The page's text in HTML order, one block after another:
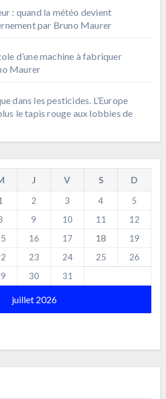
: quand la météo devient
par Bruno Maurer
d’une machine à fabriquer
Maurer
dans les pesticides. L’Europe
le tapis rouge aux lobbies de
juillet 2026
J V S
D
2 3 4
5
9 10 11
12
16 17 18
19
23 24 25
26
30 31